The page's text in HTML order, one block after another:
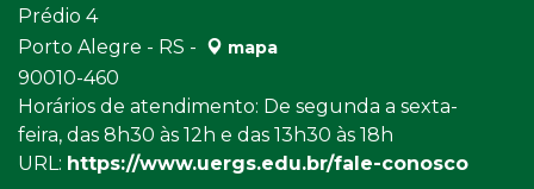
Prédio 4
Porto Alegre - RS -
mapa
90010-460
Horários de atendimento: De segunda a sexta-
feira, das 8h30 às 12h e das 13h30 às 18h
URL: https://www.uergs.edu.br/fale-conosco